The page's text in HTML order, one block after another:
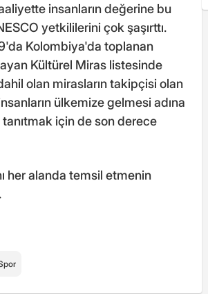
insanların değerine bu
yetkililerini çok şaşırttı.
Kolombiya'da toplanan
Kültürel Miras listesinde
olan mirasların takipçisi olan
ülkemize gelmesi adına
için de son derece
her alanda temsil etmenin